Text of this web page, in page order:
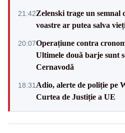
21:42Zelenski trage un semnal
voastre ar putea salva
20:07Operațiune contra
Ultimele două barje sunt
Cernavodă
18:31 Adio, alerte de poliție pe
Curtea de Justiție a UE